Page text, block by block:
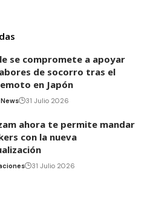
se compromete a apoyar
de socorro tras el
en Japón
31 Julio 2026
ahora te permite mandar
con la nueva
31 Julio 2026